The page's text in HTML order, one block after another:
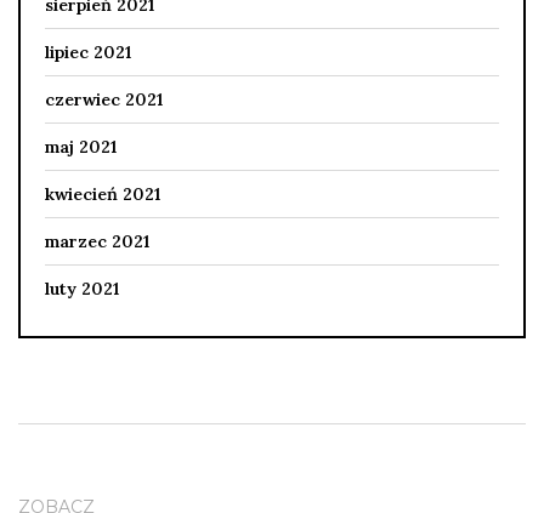
sierpień 2021
lipiec 2021
czerwiec 2021
maj 2021
kwiecień 2021
marzec 2021
luty 2021
ZOBACZ